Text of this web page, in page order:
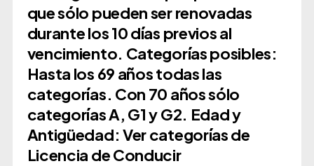
que sólo pueden ser renovadas
durante los 10 días previos al
vencimiento. Categorías posibles:
Hasta los 69 años todas las
categorías. Con 70 años sólo
categorías A, G1 y G2. Edad y
Antigüedad: Ver categorías de
Licencia de Conducir